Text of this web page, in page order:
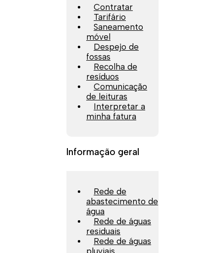
Contratar
Tarifário
Saneamento
móvel
Despejo de
fossas
Recolha de
resíduos
Comunicação
de leituras
Interpretar a
minha fatura
Informação geral
Rede de
abastecimento de
água
Rede de águas
residuais
Rede de águas
pluviais